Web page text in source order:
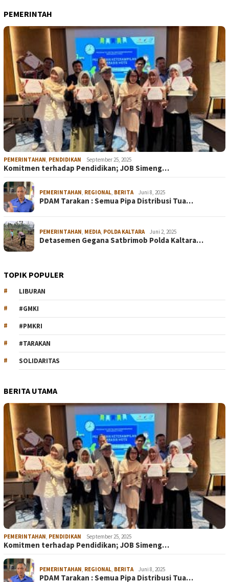
PEMERINTAH
PEMERINTAHAN PENDIDIKAN September 25, 2025
Komitmen terhadap Pendidikan; JOB Simeng…
PEMERINTAHAN REGIONAL BERITA Juni 8, 2025
PDAM Tarakan : Semua Pipa Distribusi Tua…
PEMERINTAHAN MEDIA POLDA KALTARA Juni 2, 2025
Detasemen Gegana Satbrimob Polda Kaltara…
TOPIK POPULER
LIBURAN
#GMKI
#PMKRI
#TARAKAN
SOLIDARITAS
BERITA UTAMA
PEMERINTAHAN PENDIDIKAN September 25, 2025
Komitmen terhadap Pendidikan; JOB Simeng…
PEMERINTAHAN REGIONAL BERITA Juni 8, 2025
PDAM Tarakan : Semua Pipa Distribusi Tua…